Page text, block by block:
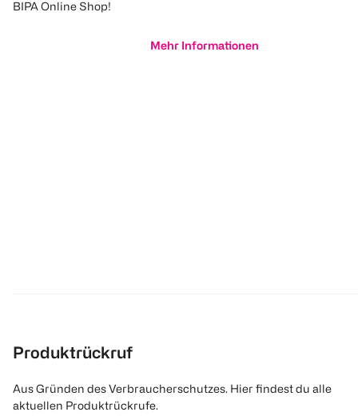
BIPA Online Shop!
Mehr Informationen
Produktrückruf
Aus Gründen des Verbraucherschutzes. Hier findest du alle
aktuellen Produktrückrufe.